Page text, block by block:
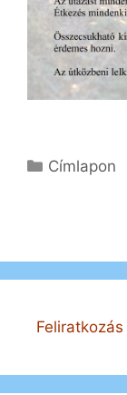
Kategória
Címlapon